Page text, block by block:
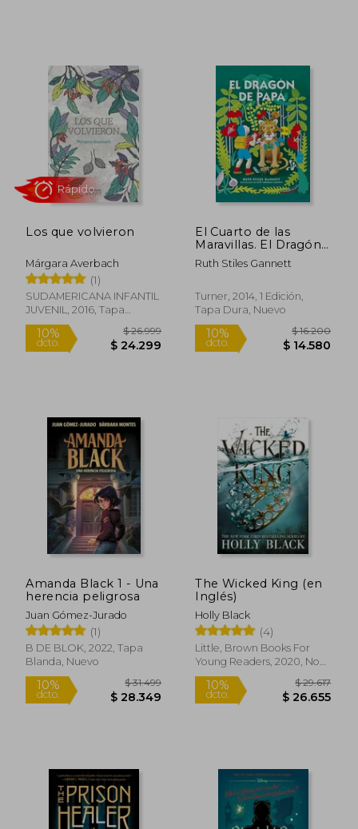
40%
dcto. $ 41.419
50%
dcto. $
10% $ 21.216 50% $
Los que volvieron
Márgara Averbach
(1)
SUDAMERICANA INFANTIL
JUVENIL, 2016, Tapa
Blanda, Nuevo
El Cuarto de las
Maravillas. El Dragón
de Papá
Ruth Stiles Gannett
Turner, 2014, 1 Edición,
Tapa Dura, Nuevo
Amanda Black 1 - Una
herencia peligrosa
Juan Gómez-Jurado
(1)
B DE BLOK, 2022, Tapa
Blanda, Nuevo
The Wicked King (en
Inglés)
Holly Black
(4)
Little, Brown Books For
Young Readers, 2020, No
Edición, Tapa Blanda,
Nuevo